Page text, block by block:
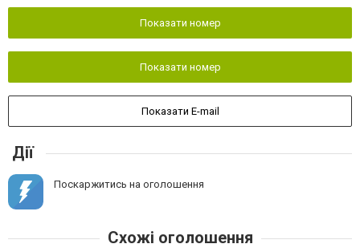
Показати номер
Показати номер
Показати E-mail
Дії
Поскаржитись на оголошення
Схожі оголошення